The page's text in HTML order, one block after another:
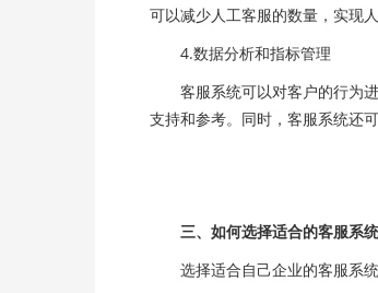
可以减少人工客服的数量，实现
4.数据分析和指标管理
客服系统可以对客户的行为进
支持和参考。同时，客服系统还
三、如何选择适合的客服系统
选择适合自己企业的客服系统